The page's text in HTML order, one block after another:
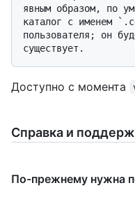
явным образом, по
каталог с именем
пользователя; он
Доступно с момента
Справка и
По-прежнему нужна